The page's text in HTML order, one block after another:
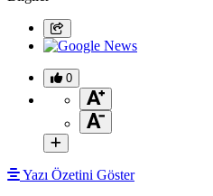
0
Yazı Özetini Göster